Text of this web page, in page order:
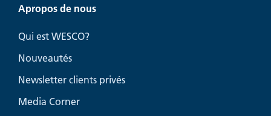
Apropos de nous
Qui est WESCO?
Nouveautés
Newsletter clients privés
Media Corner